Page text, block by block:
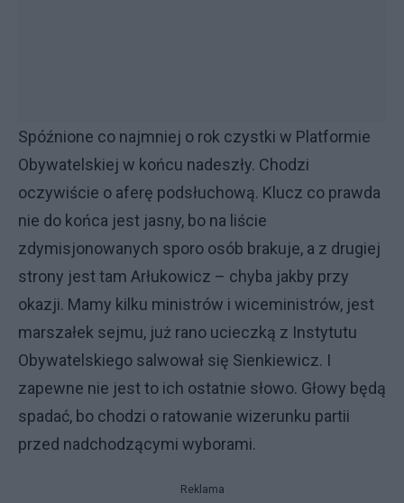
Spóźnione co najmniej o rok czystki w Platformie
Obywatelskiej w końcu nadeszły. Chodzi
oczywiście o aferę podsłuchową. Klucz co prawda
nie do końca jest jasny, bo na liście
zdymisjonowanych sporo osób brakuje, a z drugiej
strony jest tam Arłukowicz – chyba jakby przy
okazji. Mamy kilku ministrów i wiceministrów, jest
marszałek sejmu, już rano ucieczką z Instytutu
Obywatelskiego salwował się Sienkiewicz. I
zapewne nie jest to ich ostatnie słowo. Głowy będą
spadać, bo chodzi o ratowanie wizerunku partii
przed nadchodzącymi wyborami.
Reklama